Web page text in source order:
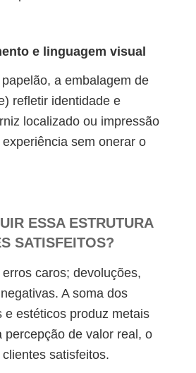
e linguagem visual
a embalagem de
refletir identidade e
localizado ou impressão
sem onerar o
ESSA ESTRUTURA
SATISFEITOS?
caros; devoluções,
A soma dos
e estéticos produz metais
percepção de valor real, o
satisfeitos.